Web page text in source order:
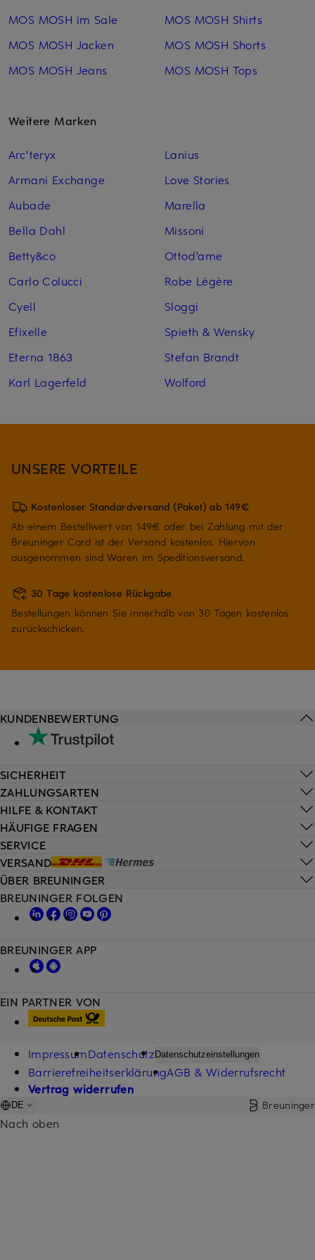
MOS MOSH im Sale
MOS MOSH Jacken
MOS MOSH Jeans
MOS MOSH Shirts
MOS MOSH Shorts
MOS MOSH Tops
Weitere Marken
Arc'teryx
Armani Exchange
Aubade
Bella Dahl
Betty&co
Carlo Colucci
Cyell
Efixelle
Eterna 1863
Karl Lagerfeld
Lanius
Love Stories
Marella
Missoni
Ottod'ame
Robe Légère
Sloggi
Spieth & Wensky
Stefan Brandt
Wolford
UNSERE VORTEILE
Kostenloser Standardversand (Paket) ab 149€
Ab einem Bestellwert von 149€ oder bei Zahlung mit der
Breuninger Card ist der Versand kostenlos. Hiervon
ausgenommen sind Waren im Speditionsversand.
30 Tage kostenlose Rückgabe
Bestellungen können Sie innerhalb von 30 Tagen kostenlos
zurückschicken.
HILFE & KONTAKT
HÄUFIGE FRAGEN
SERVICE
VERSAND
KUNDENBEWERTUNG
SICHERHEIT
ZAHLUNGSARTEN
ÜBER BREUNINGER
EIN PARTNER VON
BREUNINGER FOLGEN
BREUNINGER APP
ImpressumDatenschutz Datenschutzeinstellungen
BarrierefreiheitserklärungAGB & Widerrufsrecht
Vertrag widerrufen
DE Breuninger
Nach oben